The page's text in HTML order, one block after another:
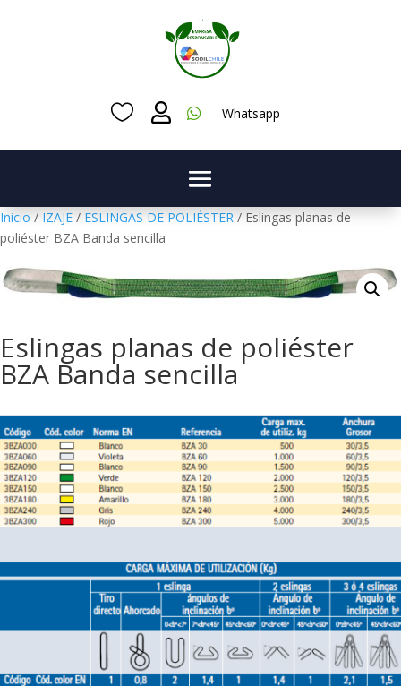
   Whatsapp
Inicio / IZAJE / ESLINGAS DE POLIÉSTER / Eslingas planas de
poliéster BZA Banda sencilla
Eslingas planas de poliéster
BZA Banda sencilla